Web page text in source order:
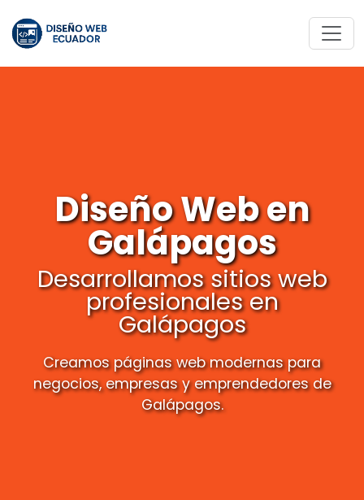
Diseño Web en
Galápagos
Desarrollamos sitios web
profesionales en
Galápagos
Creamos páginas web modernas para
negocios, empresas y emprendedores de
Galápagos.